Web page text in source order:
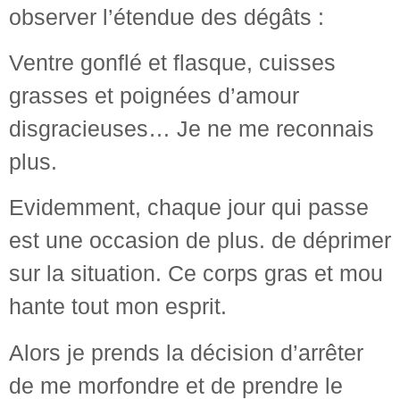
observer l’étendue des dégâts :
Ventre gonflé et flasque, cuisses
grasses et poignées d’amour
disgracieuses… Je ne me reconnais
plus.
Evidemment, chaque jour qui passe
est une occasion de plus. de déprimer
sur la situation. Ce corps gras et mou
hante tout mon esprit.
Alors je prends la décision d’arrêter
de me morfondre et de prendre le